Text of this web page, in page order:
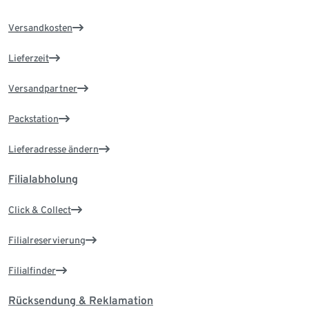
Versandkosten
Lieferzeit
Versandpartner
Packstation
Lieferadresse ändern
Filialabholung
Click & Collect
Filialreservierung
Filialfinder
Rücksendung & Reklamation